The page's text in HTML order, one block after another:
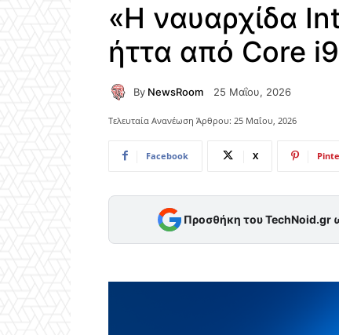
«Η ναυαρχίδα
ήττα από Core
By NewsRoom 25 Μαΐου, 2026
Τελευταία Ανανέωση Άρθρου: 25 Μαΐου, 2026
Facebook X
Προσθήκη του TechNoid.gr